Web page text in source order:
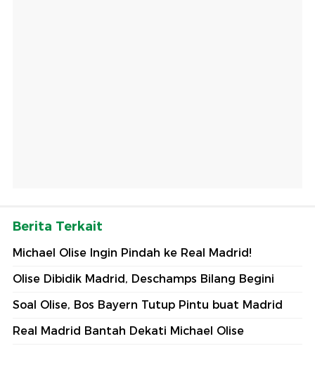
Berita Terkait
Michael Olise Ingin Pindah ke Real Madrid!
Olise Dibidik Madrid, Deschamps Bilang Begini
Soal Olise, Bos Bayern Tutup Pintu buat Madrid
Real Madrid Bantah Dekati Michael Olise